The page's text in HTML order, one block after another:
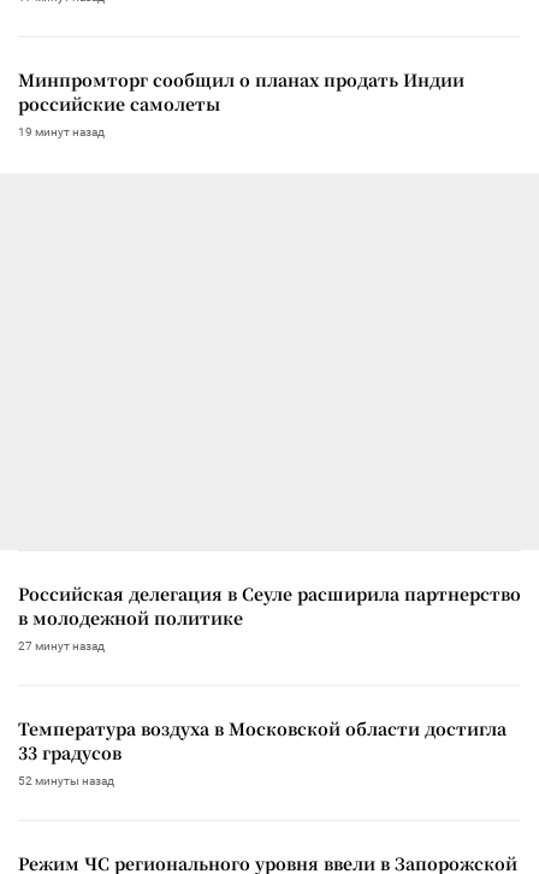
Минпромторг сообщил о планах продать Индии
российские самолеты
19 минут назад
Российская делегация в Сеуле расширила партнерство
в молодежной политике
27 минут назад
Температура воздуха в Московской области достигла
33 градусов
52 минуты назад
Режим ЧС регионального уровня ввели в Запорожской